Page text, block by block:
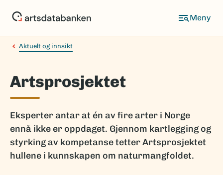
Aktuelt og innsikt
Artsprosjektet
Eksperter antar at én av fire arter i Norge
ennå ikke er oppdaget. Gjennom kartlegging og
styrking av kompetanse tetter Artsprosjektet
hullene i kunnskapen om naturmangfoldet.